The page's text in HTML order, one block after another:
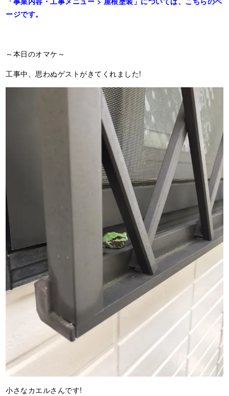
ージです。
～本日のオマケ～
工事中、思わぬゲストがきてくれました!
小さなカエルさんです!